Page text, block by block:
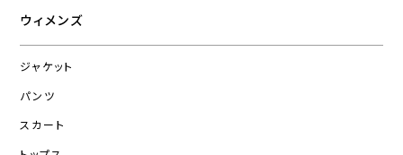
ウィメンズ
ジャケット
パンツ
スカート